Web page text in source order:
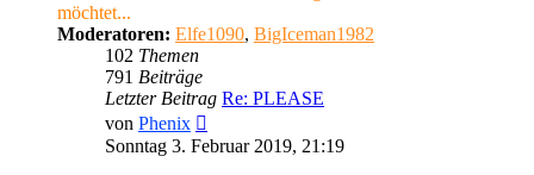
möchtet...
Moderatoren: Elfe1090, BigIceman1982
102 Themen
791 Beiträge
Letzter Beitrag Re: PLEASE
von Phenix
Beitrag
Sonntag 3. Februar 2019, 21:19